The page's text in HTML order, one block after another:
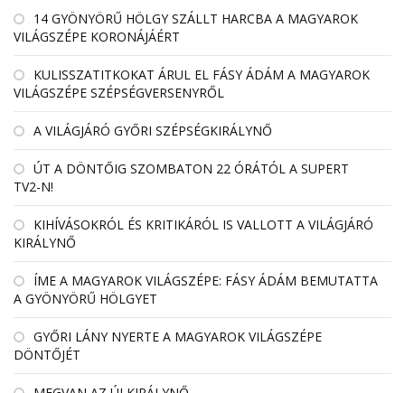
14 GYÖNYÖRŰ HÖLGY SZÁLLT HARCBA A MAGYAROK
VILÁGSZÉPE KORONÁJÁÉRT
KULISSZATITKOKAT ÁRUL EL FÁSY ÁDÁM A MAGYAROK
VILÁGSZÉPE SZÉPSÉGVERSENYRŐL
A VILÁGJÁRÓ GYŐRI SZÉPSÉGKIRÁLYNŐ
ÚT A DÖNTŐIG SZOMBATON 22 ÓRÁTÓL A SUPERT
TV2-N!
KIHÍVÁSOKRÓL ÉS KRITIKÁRÓL IS VALLOTT A VILÁGJÁRÓ
KIRÁLYNŐ
ÍME A MAGYAROK VILÁGSZÉPE: FÁSY ÁDÁM BEMUTATTA
A GYÖNYÖRŰ HÖLGYET
GYŐRI LÁNY NYERTE A MAGYAROK VILÁGSZÉPE
DÖNTŐJÉT